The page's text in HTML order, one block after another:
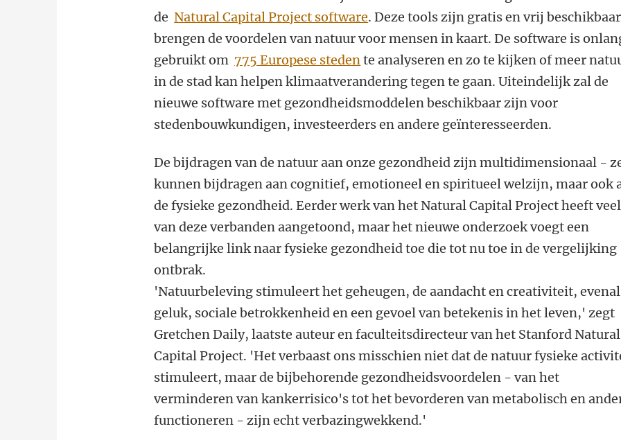
deNatural Capital Project software. Deze tools zijn gratis en vrij
brengen de voordelen van natuur voor mensen in kaart. De software is
gebruikt om 775 Europese stedente analyseren en zo te kijken of meer
in de stad kan helpen klimaatverandering tegen te gaan. Uiteindelijk zal de
nieuwe software met gezondheidsmoddelen beschikbaar zijn voor
stedenbouwkundigen, investeerders en andere geïnteresseerden.
De bijdragen van de natuur aan onze gezondheid zijn multidimensionaal -
kunnen bijdragen aan cognitief, emotioneel en spiritueel welzijn, maar ook
de fysieke gezondheid. Eerder werk van het Natural Capital Project heeft veel
van deze verbanden aangetoond, maar het nieuwe onderzoek voegt een
belangrijke link naar fysieke gezondheid toe die tot nu toe in de vergelijking
ontbrak.
'Natuurbeleving stimuleert het geheugen, de aandacht en creativiteit,
geluk, sociale betrokkenheid en een gevoel van betekenis in het leven,' zegt
Gretchen Daily, laatste auteur en faculteitsdirecteur van het Stanford Natural
Capital Project. 'Het verbaast ons misschien niet dat de natuur fysieke
stimuleert, maar de bijbehorende gezondheidsvoordelen - van het
verminderen van kankerrisico's tot het bevorderen van metabolisch en
functioneren - zijn echt verbazingwekkend.'